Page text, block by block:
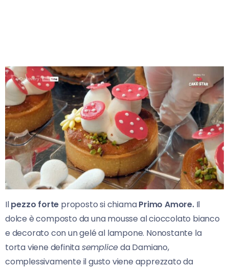
Ilpezzo forte proposto si chiamaPrimo Amore. Il
dolce è composto da una mousse al cioccolato bianco
e decorato con un gelé al lampone. Nonostante la
torta viene definitasempliceda Damiano,
complessivamente il gusto viene apprezzato da